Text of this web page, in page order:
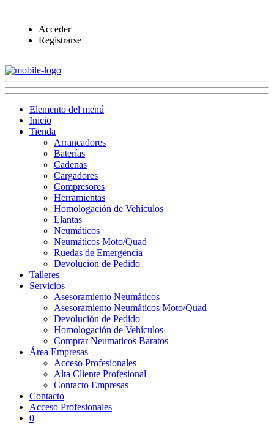
Acceder
Registrarse
Elemento del menú
Inicio
Tienda
Arrancadores
Baterías
Cadenas
Cargadores
Compresores
Herramientas
Homologación de Vehículos
Llantas
Neumáticos
Neumáticos Moto/Quad
Ruedas de Emergencia
Devolución de Pedido
Talleres
Servicios
Asesoramiento Neumáticos
Asesoramiento Neumáticos Moto/Quad
Devolución de Pedido
Homologación de Vehículos
Comprar Neumaticos Baratos
Área Empresas
Acceso Profesionales
Alta Cliente Profesional
Contacto Empresas
Contacto
Acceso Profesionales
0